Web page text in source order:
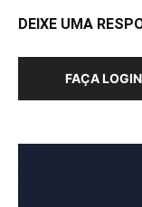
DEIXE UMA
FAÇA